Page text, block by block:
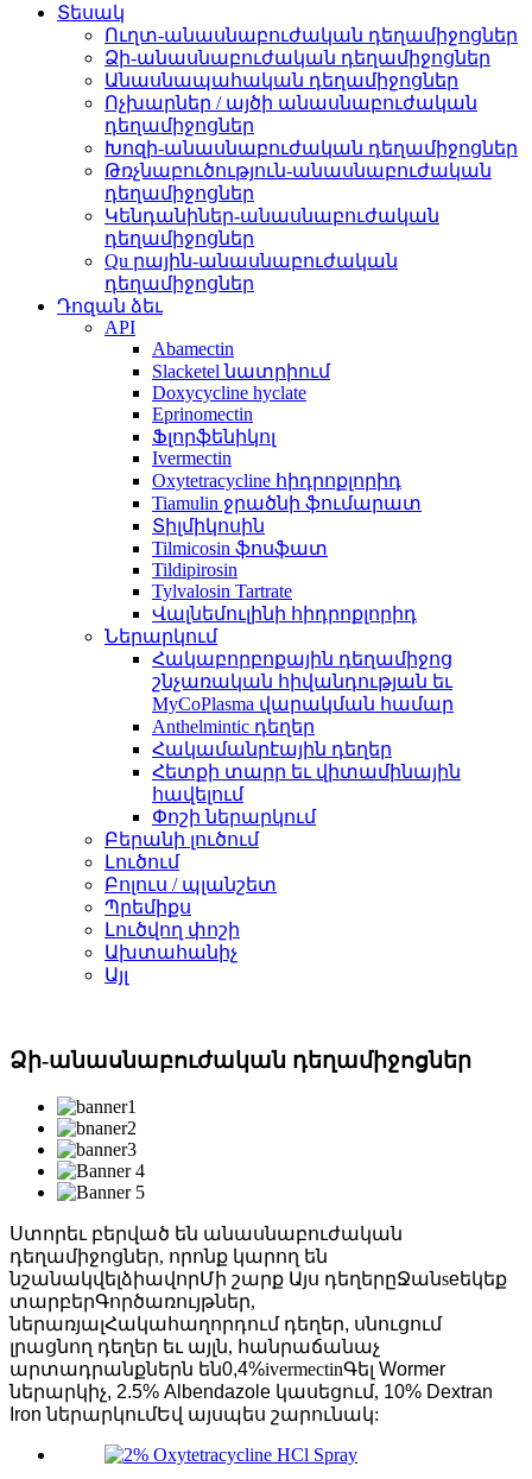
Տեսակ
Ուղտ-անասնաբուժական դեղամիջոցներ
Ձի-անասնաբուժական դեղամիջոցներ
Անասնապահական դեղամիջոցներ
Ոչխարներ / այծի անասնաբուժական
դեղամիջոցներ
Խոզի-անասնաբուժական դեղամիջոցներ
Թռչնաբուծություն-անասնաբուժական
դեղամիջոցներ
Կենդանիներ-անասնաբուժական
դեղամիջոցներ
Qu րային-անասնաբուժական
դեղամիջոցներ
Դոզան ձեւ
API
Abamectin
Slacketel նատրիում
Doxycycline hyclate
Eprinomectin
Ֆլորֆենիկոլ
Ivermectin
Oxytetracycline հիդրոքլորիդ
Tiamulin ջրածնի ֆումարատ
Տիլմիկոսին
Tilmicosin ֆոսֆատ
Tildipirosin
Tylvalosin Tartrate
Վալնեմուլինի հիդրոքլորիդ
Ներարկում
Հակաբորբոքային դեղամիջոց
շնչառական հիվանդության եւ
MyCoPlasma վարակման համար
Anthelmintic դեղեր
Հակամանրէային դեղեր
Հետքի տարր եւ վիտամինային
հավելում
Փոշի ներարկում
Բերանի լուծում
Լուծում
Բոլուս / պլանշետ
Պրեմիքս
Լուծվող փոշի
Ախտահանիչ
Այլ
Ձի-անասնաբուժական դեղամիջոցներ
Ստորեւ բերված են անասնաբուժական
դեղամիջոցներ, որոնք կարող են
նշանակվելձիավորՄի շարք Այս դեղերըՋանseեկեք
տարբերԳործառույթներ,
ներառյալՀակահաղորդում դեղեր, սնուցում
լրացնող դեղեր եւ այլն, հանրաճանաչ
արտադրանքներն են0,4%ivermectinԳել Wormer
ներարկիչ, 2.5% Albendazole կասեցում, 10% Dextran
Iron ներարկումԵվ այսպես շարունակ: